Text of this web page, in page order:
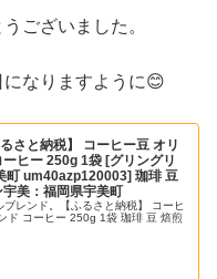
ございました。
なりますように😊
さと納税】 コーヒー豆 オリ
ヒー 250g 1袋 [グリングリ
町 um40azp120003] 珈琲 豆
美：福岡県宇美町
ブレンド。【ふるさと納税】 コーヒ
ド コーヒー 250g 1袋 珈琲 豆 焙煎